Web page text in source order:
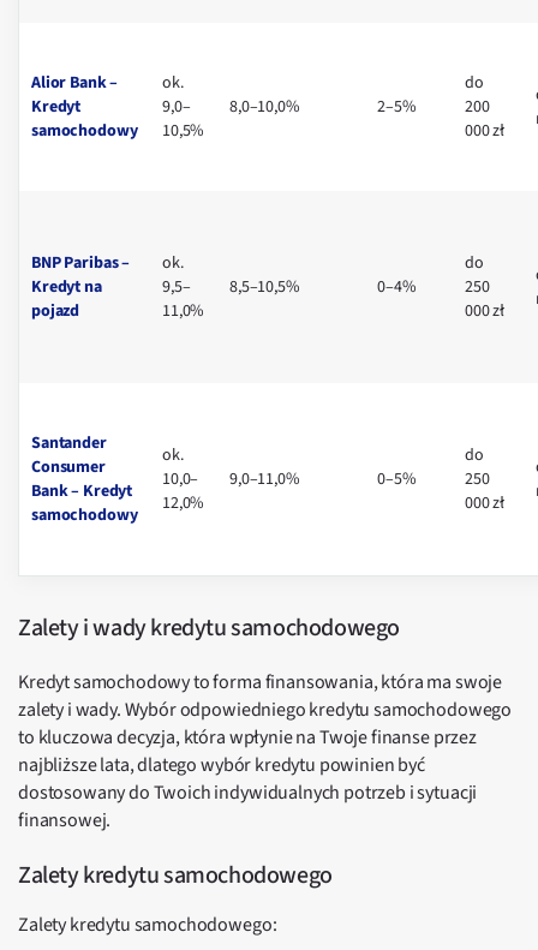
Alior Bank –
Kredyt
samochodowy
ok.
9,0–
10,5%
8,0–10,0% 2–5%
do
200
000 zł
BNP Paribas –
Kredyt na
pojazd
ok.
9,5–
11,0%
8,5–10,5% 0–4%
do
250
000 zł
Santander
Consumer
Bank – Kredyt
samochodowy
ok.
10,0–
12,0%
9,0–11,0% 0–5%
do
250
000 zł
Zalety i wady kredytu samochodowego
Kredyt samochodowy to forma finansowania, która ma swoje
zalety i wady. Wybór odpowiedniego kredytu samochodowego
to kluczowa decyzja, która wpłynie na Twoje finanse przez
najbliższe lata, dlatego wybór kredytu powinien być
dostosowany do Twoich indywidualnych potrzeb i sytuacji
finansowej.
Zalety kredytu samochodowego
Zalety kredytu samochodowego: